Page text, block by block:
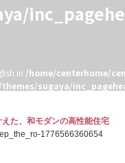
in /home/centerhome/
sugaya/
た、和モダンの高性能住宅
1776566360654